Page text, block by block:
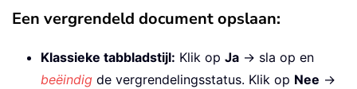
Een vergrendeld document opslaan:
Klassieke tabbladstijl: Klik op Ja → sla op en
beëindig de vergrendelingsstatus. Klik op Nee →